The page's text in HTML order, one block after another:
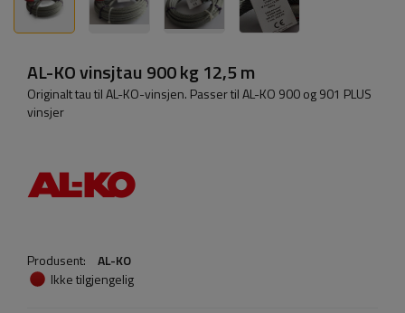
AL-KO vinsjtau 900 kg 12,5 m
Originalt tau til AL-KO-vinsjen. Passer til AL-KO 900 og 901 PLUS
vinsjer
Produsent:
AL-KO
Ikke tilgjengelig